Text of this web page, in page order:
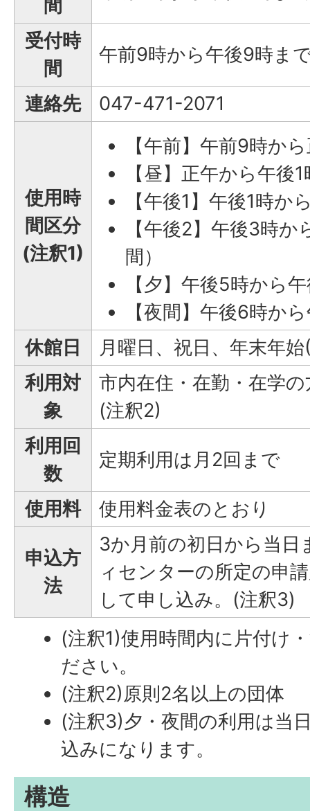
間
受付時
間
午前9時から午後9時ま
連絡先 047-471-2071
使用時
間区分
(注釈1)
【午前】午前9時か
【昼】正午から午後
【午後1】午後1時
【午後2】午後3時
間）
【夕】午後5時から
【夜間】午後6時か
休館日
月曜日、祝日、年末年
利用対
象
市内在住・在勤・在学
(注釈2)
利用回
数
定期利用は月2回まで
使用料 使用料金表のとおり
申込方
法
3か月前の初日から当
ィセンターの所定の申
して申し込み。(注釈3)
(注釈1)使用時間内に片付け
ださい。
(注釈2)原則2名以上の団体
(注釈3)夕・夜間の利用は当
込みになります。
構造